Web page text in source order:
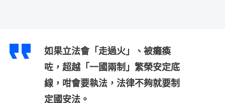
如果立法會「走過火」、被癱瘓
咗，超越「一國兩制」繁榮安定底
線，咁會要執法，法律不夠就要制
定國安法。